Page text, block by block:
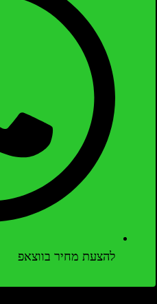
להצעת מחיר בווצאפ